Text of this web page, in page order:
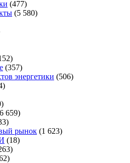
(477)
(5 580)
(357)
энергетики (506)
659)
рынок (1 623)
(18)